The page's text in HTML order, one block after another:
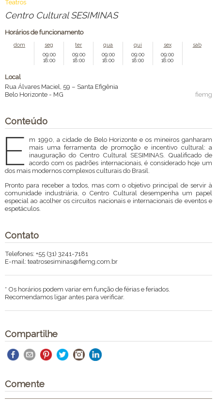
Teatros
Centro Cultural SESIMINAS
Horários de funcionamento
dom
seg
09:00
18:00
ter
09:00
18:00
qua
09:00
18:00
qui
09:00
18:00
sex
09:00
18:00
sab
Local
Rua Álvares Maciel, 59 – Santa Efigênia
Belo Horizonte - MG fiemg
Conteúdo
E
m 1990, a cidade de Belo Horizonte e os mineiros ganharam
mais uma ferramenta de promoção e incentivo cultural: a
inauguração do Centro Cultural SESIMINAS. Qualificado de
acordo com os padrões internacionais, é considerado hoje um
dos mais modernos complexos culturais do Brasil.
Pronto para receber a todos, mas com o objetivo principal de servir à
comunidade industriária, o Centro Cultural desempenha um papel
especial ao acolher os circuitos nacionais e internacionais de eventos e
espetáculos.
Contato
Telefones: +55 (31) 3241-7181
E-mail: teatrosesiminas@fiemg.com.br
* Os horários podem variar em função de férias e feriados.
Recomendamos ligar antes para verificar.
Compartilhe
Comente